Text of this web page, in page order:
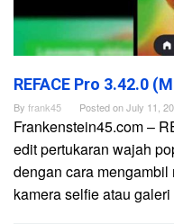
REFACE Pro 3.42.0
By frank45 Posted onJuly 11,
Frankenstein45.com –
edit pertukaran wajah
dengan cara
kamera selfie atau